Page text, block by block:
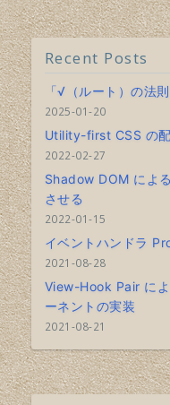
Recent Posts
「√（ルート）の法
2025-01-20
Utility-first CSS の
2022-02-27
Shadow DOM によ
させる
2022-01-15
イベントハンドラ
2021-08-28
View-Hook Pair に
ーネントの実装
2021-08-21